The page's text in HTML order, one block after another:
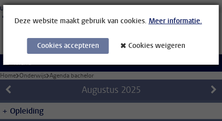
Universiteit Leiden
Menu
Home Onderwijs Agenda bachelor
Augustus 2025
Opleiding
Deze website maakt gebruik van cookies. Meer informatie.
Cookies accepteren Cookies weigeren